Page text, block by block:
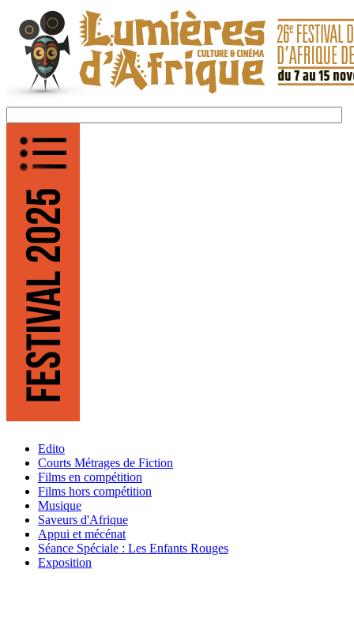
Edito
Courts Métrages de Fiction
Films en compétition
Films hors compétition
Musique
Saveurs d'Afrique
Appui et mécénat
Séance Spéciale : Les Enfants Rouges
Exposition